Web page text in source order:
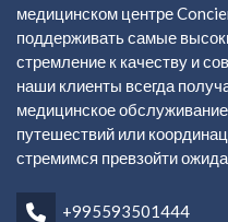
медицинском центре
поддерживать самые
стремление к качеству и
наши клиенты всегда
медицинское
путешествий или
стремимся превзойти
+995593501444